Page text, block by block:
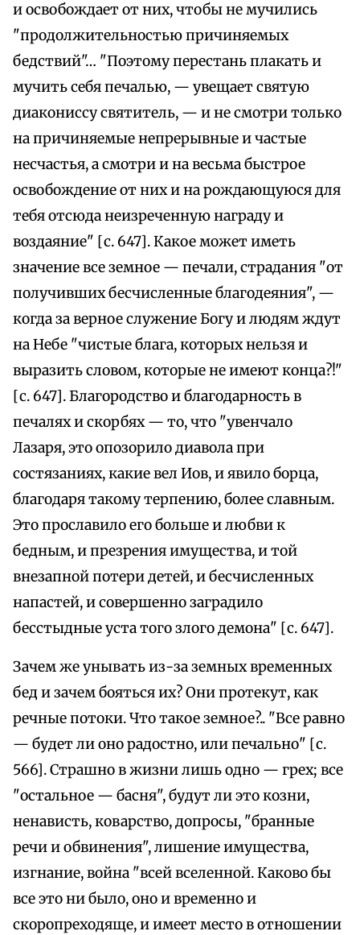
и освобождает от них, чтобы не мучились
"продолжительностью причиняемых
бедствий"… "Поэтому перестань плакать и
мучить себя печалью, — увещает святую
диакониссу святитель, — и не смотри только
на причиняемые непрерывные и частые
несчастья, а смотри и на весьма быстрое
освобождение от них и на рождающуюся для
тебя отсюда неизреченную награду и
воздаяние" [с. 647]. Какое может иметь
значение все земное — печали, страдания "от
получивших бесчисленные благодеяния", —
когда за верное служение Богу и людям ждут
на Небе "чистые блага, которых нельзя и
выразить словом, которые не имеют конца?!"
[с. 647]. Благородство и благодарность в
печалях и скорбях — то, что "увенчало
Лазаря, это опозорило диавола при
состязаниях, какие вел Иов, и явило борца,
благодаря такому терпению, более славным.
Это прославило его больше и любви к
бедным, и презрения имущества, и той
внезапной потери детей, и бесчисленных
напастей, и совершенно заградило
бесстыдные уста того злого демона" [с. 647].
Зачем же унывать из-за земных временных
бед и зачем бояться их? Они протекут, как
речные потоки. Что такое земное?.. "Все равно
— будет ли оно радостно, или печально" [с.
566]. Страшно в жизни лишь одно — грех; все
"остальное — басня", будут ли это козни,
ненависть, коварство, допросы, "бранные
речи и обвинения", лишение имущества,
изгнание, война "всей вселенной. Каково бы
все это ни было, оно и временно и
скоропреходяще, и имеет место в отношении